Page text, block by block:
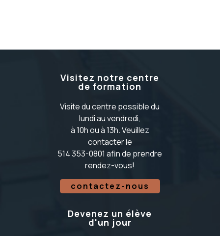
Visitez notre centre
de formation
Visite du centre possible du
lundi au vendredi,
à 10h ou à 13h. Veuillez
contacter le
514 353-0801 afin de prendre
rendez-vous!
contactez-nous
Devenez un élève
d'un jour